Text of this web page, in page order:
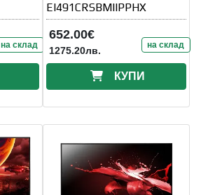
на склад
EI491CRSBMIIPPHX
652.00€
1275.20лв. на склад
КУПИ